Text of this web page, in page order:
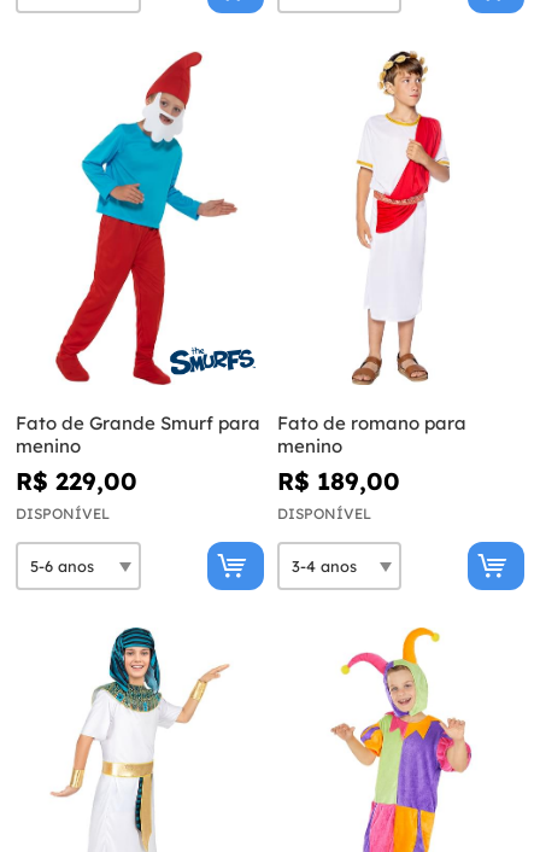
Fato de Grande Smurf para
menino
R$ 229,00
DISPONÍVEL
Fato de romano para
menino
R$ 189,00
DISPONÍVEL